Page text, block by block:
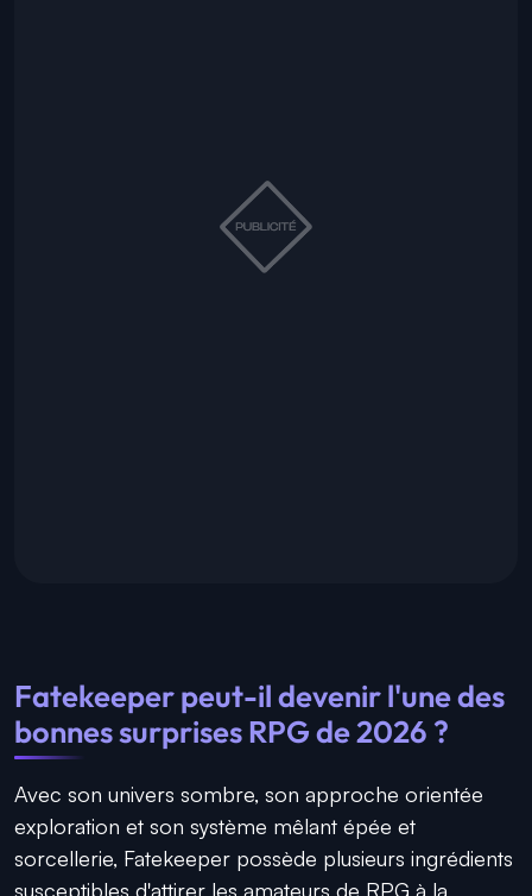
Fatekeeper peut-il devenir l'une des
bonnes surprises RPG de 2026 ?
Avec son univers sombre, son approche orientée
exploration et son système mêlant épée et
sorcellerie, Fatekeeper possède plusieurs ingrédients
susceptibles d'attirer les amateurs de RPG à la